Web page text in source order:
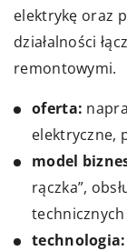
elektrykę oraz
działalności
remontowymi.
oferta:
elektryczne,
model
rączka”,
technicznych
technologia: